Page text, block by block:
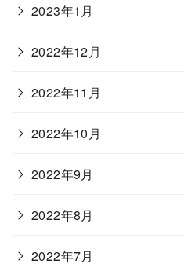
2023年1月
2022年12月
2022年11月
2022年10月
2022年9月
2022年8月
2022年7月